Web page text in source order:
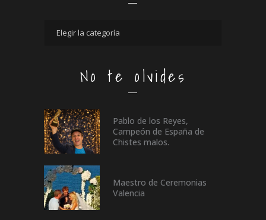
No te olvides
Pablo de los Reyes,
Campeón de España de
Chistes malos.
Maestro de Ceremonias
Valencia